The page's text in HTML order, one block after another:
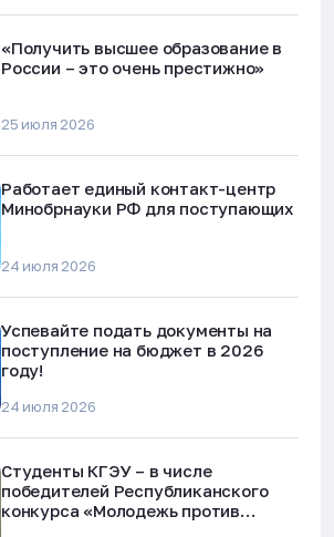
«Получить высшее образование в
России – это очень престижно»
25 июля 2026
Работает единый контакт-центр
Минобрнауки РФ для поступающих
24 июля 2026
Успевайте подать документы на
поступление на бюджет в 2026
году!
24 июля 2026
Студенты КГЭУ – в числе
победителей Республиканского
конкурса «Молодежь против